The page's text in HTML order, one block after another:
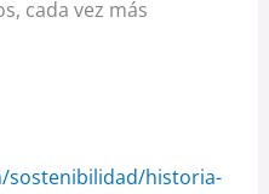
cada vez más
sostenibilidad/historia-